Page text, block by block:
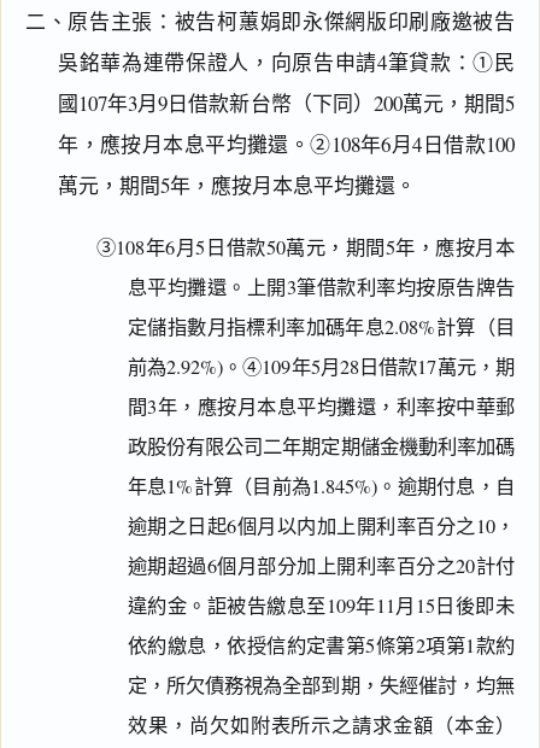
二、原告主張：被告柯蕙娟即永傑網版印刷廠邀被告
吳銘華為連帶保證人，向原告申請4筆貸款：①民
國107年3月9日借款新台幣（下同）200萬元，期間5
年，應按月本息平均攤還。②108年6月4日借款100
萬元，期間5年，應按月本息平均攤還。
③108年6月5日借款50萬元，期間5年，應按月本
息平均攤還。上開3筆借款利率均按原告牌告
定儲指數月指標利率加碼年息2.08%計算（目
前為2.92%)。④109年5月28日借款17萬元，期
間3年，應按月本息平均攤還，利率按中華郵
政股份有限公司二年期定期儲金機動利率加碼
年息1%計算（目前為1.845%)。逾期付息，自
逾期之日起6個月以内加上開利率百分之10，
逾期超過6個月部分加上開利率百分之20計付
違約金。詎被告繳息至109年11月15日後即未
依約繳息，依授信約定書第5條第2項第1款約
定，所欠債務視為全部到期，失經催討，均無
效果，尚欠如附表所示之請求金額（本金）